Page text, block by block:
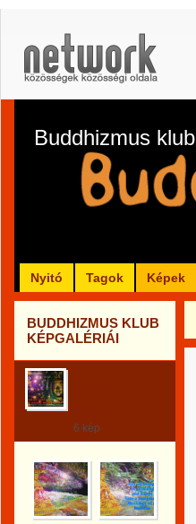
Buddhizmus klub
Nyitó Tagok Képek
BUDDHIZMUS KLUB
KÉPGALÉRIÁI
6 kép